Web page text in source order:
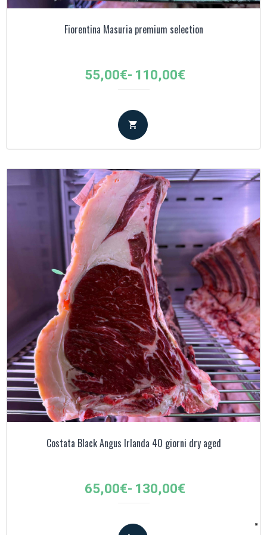
Fiorentina Masuria premium selection
55,00€- 110,00€
Fascia
prezzo:
da
55,00€
110,00€
Costata Black Angus Irlanda 40 giorni dry aged
65,00€- 130,00€
Fascia
prezzo: